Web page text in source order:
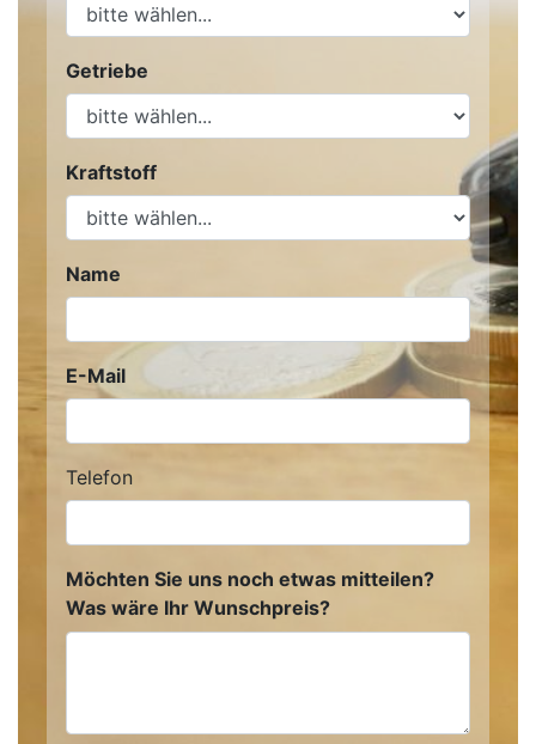
Getriebe
Kraftstoff
Name
E-Mail
Telefon
Möchten Sie uns noch etwas mitteilen?
Was wäre Ihr Wunschpreis?